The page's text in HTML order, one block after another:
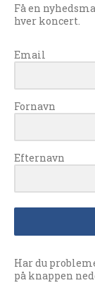
Få en
hver koncert.
Email
Fornavn
Efternavn
Har du
på knappen